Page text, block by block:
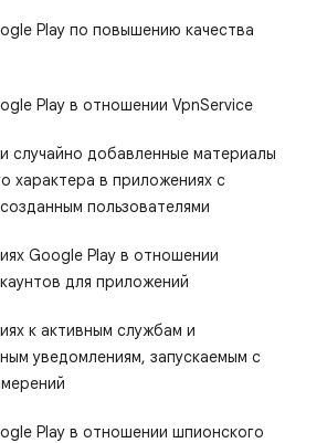
Play по повышению качества
Play в отношении VpnService
случайно добавленные материалы
характера в приложениях с
пользователями
Google Play в отношении
для приложений
к активным службам и
уведомлениям, запускаемым с
Play в отношении шпионского